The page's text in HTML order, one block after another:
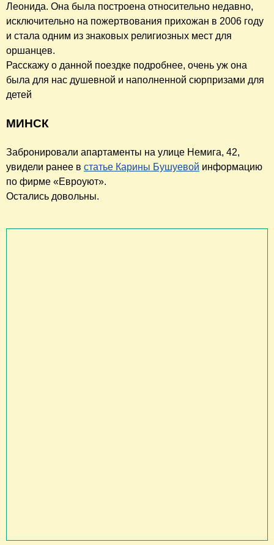
Леонида. Она была построена относительно недавно,
исключительно на пожертвования прихожан в 2006 году
и стала одним из знаковых религиозных мест для
оршанцев.
Расскажу о данной поездке подробнее, очень уж она
была для нас душевной и наполненной сюрпризами для
детей
МИНСК
Забронировали апартаменты на улице Немига, 42,
увидели ранее в статье Карины Бушуевой информацию
по фирме «Евроуют».
Остались довольны.